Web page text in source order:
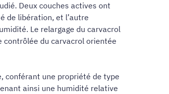
Deux couches actives ont
de libération, et l’autre
Le relargage du carvacrol
contrôlée du carvacrol orientée
conférant une propriété de type
ainsi une humidité relative